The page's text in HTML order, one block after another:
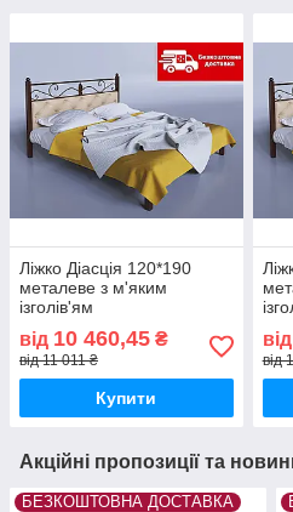
Ліжко Діасція 120*190
металеве з м'яким
ізголів'ям
від 10 460,45 ₴
від 11 011 ₴
Купити
від
від
Акційні пропозиції та
БЕЗКОШТОВНА ДОСТАВКА